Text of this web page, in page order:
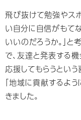
⾶び抜けて勉強やス
い⾃分に⾃信がもて
いいのだろうか。」と
で、友達と発表する
応援してもらうとい
「地域に貢献するよ
きました。